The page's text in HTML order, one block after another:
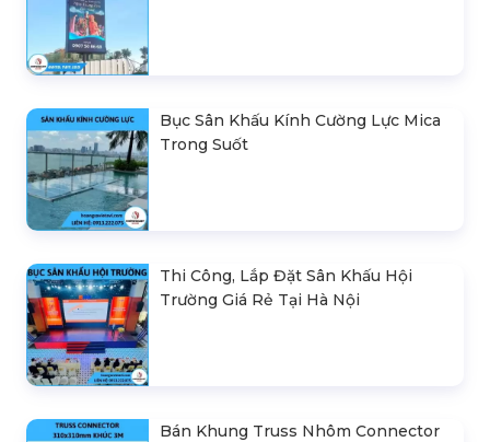
Bục Sân Khấu Kính Cường Lực Mica
Trong Suốt
Thi Công, Lắp Đặt Sân Khấu Hội
Trường Giá Rẻ Tại Hà Nội
Bán Khung Truss Nhôm Connector